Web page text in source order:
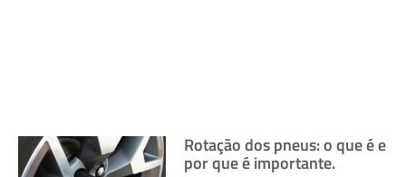
Rotação dos pneus: o que é e
por que é importante.